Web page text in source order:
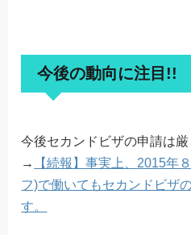
今後の動向に注目!!
今後セカンドビザの申請は厳
→
【続報】事実上、2015年
フ)で働いてもセカンドビザ
す。